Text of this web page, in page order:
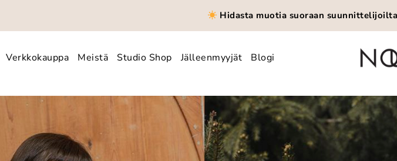
Hidasta muotia suoraan
Verkkokauppa Meistä Studio Shop Jälleenmyyjät Blogi